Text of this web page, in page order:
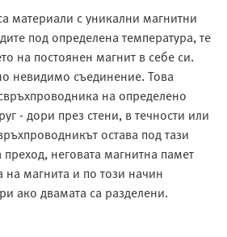
материали с уникални магнитни
под определена температура, те
на постоянен магнит в себе си.
невидимо съединение. Това
на определено
- дори през стени, в течности или
остава под тази
неговата магнитна памет
на магнита и по този начин
ако двамата са разделени.